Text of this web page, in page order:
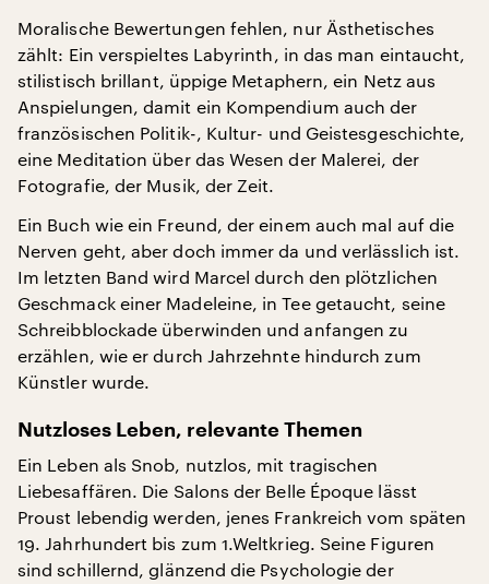
Moralische Bewertungen fehlen, nur Ästhetisches
zählt: Ein verspieltes Labyrinth, in das man eintaucht,
stilistisch brillant, üppige Metaphern, ein Netz aus
Anspielungen, damit ein Kompendium auch der
französischen Politik-, Kultur- und Geistesgeschichte,
eine Meditation über das Wesen der Malerei, der
Fotografie, der Musik, der Zeit.
Ein Buch wie ein Freund, der einem auch mal auf die
Nerven geht, aber doch immer da und verlässlich ist.
Im letzten Band wird Marcel durch den plötzlichen
Geschmack einer Madeleine, in Tee getaucht, seine
Schreibblockade überwinden und anfangen zu
erzählen, wie er durch Jahrzehnte hindurch zum
Künstler wurde.
Nutzloses Leben, relevante Themen
Ein Leben als Snob, nutzlos, mit tragischen
Liebesaffären. Die Salons der Belle Époque lässt
Proust lebendig werden, jenes Frankreich vom späten
19. Jahrhundert bis zum 1.Weltkrieg. Seine Figuren
sind schillernd, glänzend die Psychologie der